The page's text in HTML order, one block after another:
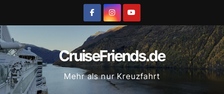
springen
CruiseFriends.de
Mehr als nur Kreuzfahrt